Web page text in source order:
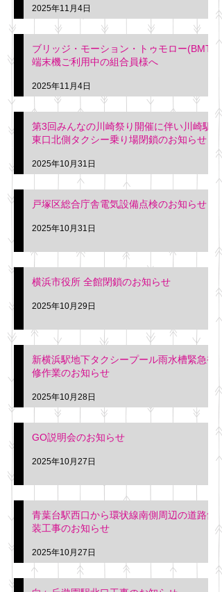
2025年11月4日
ブリッジ・モーション・トゥモロー(BMT)
端末機ご利用中の組合員様へ
2025年11月4日
第3回みんなの川崎祭り開催に伴い川崎駅
東口北側タクシー乗り場閉鎖のお知らせ
2025年10月31日
戸塚区総合庁舎電気設備点検のお知らせ
2025年10月31日
横浜市役所 全館閉鎖のお知らせ
2025年10月29日
新横浜駅地下タクシープール雨水槽緊急補
修作業のお知らせ
2025年10月28日
GO説明会のお知らせ
2025年10月27日
青葉台駅西口から環状線南側周辺の道路舗
装工事のお知らせ
2025年10月27日